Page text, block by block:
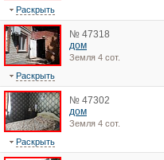
Раскрыть
№ 47318
дом
Земля 4 сот.
Раскрыть
№ 47302
дом
Земля 4 сот.
Раскрыть